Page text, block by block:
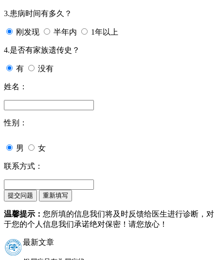
3.患病时间有多久？
刚发现 半年内 1年以上
4.是否有家族遗传史？
有 没有
姓名：
性别：
男 女
联系方式：
温馨提示： 您所填的信息我们将及时反馈给医生进行诊断，对
于您的个人信息我们承诺绝对保密！请您放心！
最新文章